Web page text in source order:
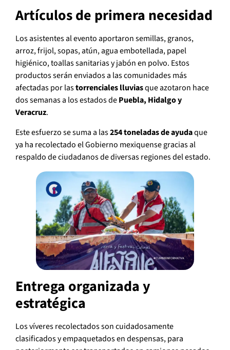
Artículos de primera necesidad
Los asistentes al evento aportaron semillas, granos,
arroz, frijol, sopas, atún, agua embotellada, papel
higiénico, toallas sanitarias y jabón en polvo. Estos
productos serán enviados a las comunidades más
afectadas por lastorrenciales lluviasque azotaron hace
dos semanas a los estados dePuebla, Hidalgo y
Veracruz.
Este esfuerzo se suma a las254 toneladas de ayudaque
ya ha recolectado el Gobierno mexiquense gracias al
respaldo de ciudadanos de diversas regiones del estado.
Entrega organizada y
estratégica
Los víveres recolectados son cuidadosamente
clasificados y empaquetados en despensas, para